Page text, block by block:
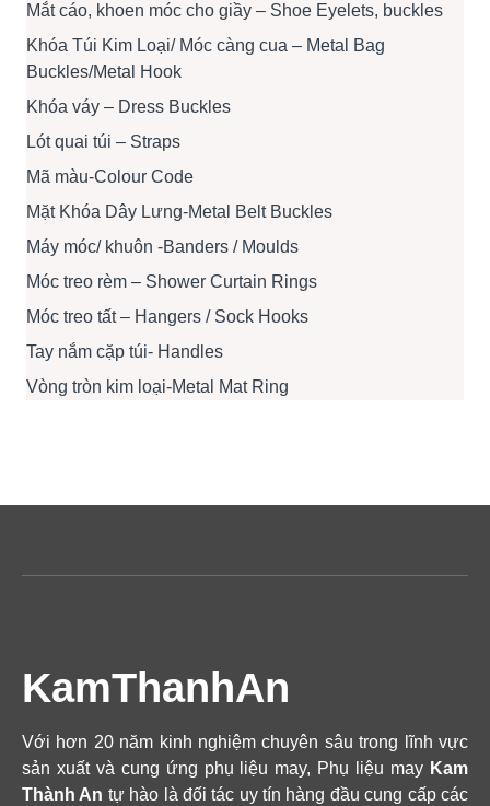
Mắt cáo, khoen móc cho giầy – Shoe Eyelets, buckles
Khóa Túi Kim Loại/ Móc càng cua – Metal Bag
Buckles/Metal Hook
Khóa váy – Dress Buckles
Lót quai túi – Straps
Mã màu-Colour Code
Mặt Khóa Dây Lưng-Metal Belt Buckles
Máy móc/ khuôn -Banders / Moulds
Móc treo rèm – Shower Curtain Rings
Móc treo tất – Hangers / Sock Hooks
Tay nắm cặp túi- Handles
Vòng tròn kim loại-Metal Mat Ring
KamThanhAn
Với hơn 20 năm kinh nghiệm chuyên sâu trong lĩnh vực
sản xuất và cung ứng phụ liệu may, Phụ liệu may Kam
Thành An tự hào là đối tác uy tín hàng đầu cung cấp các